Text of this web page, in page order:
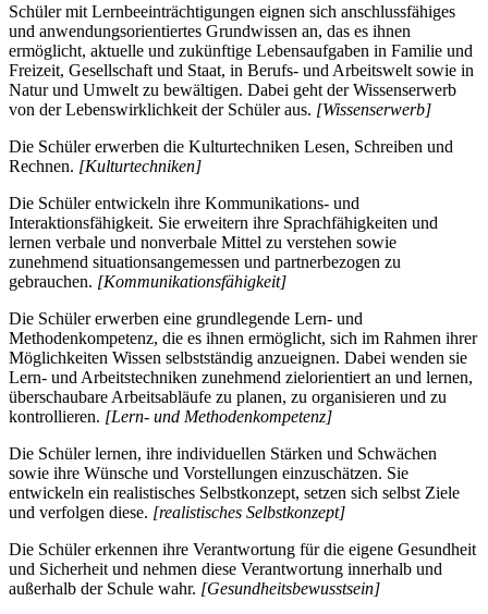
Schüler mit Lernbeeinträchtigungen eignen sich anschlussfähiges
und anwendungsorientiertes Grundwissen an, das es ihnen
ermöglicht, aktuelle und zukünftige Lebensaufgaben in Familie und
Freizeit, Gesellschaft und Staat, in Berufs- und Arbeitswelt sowie in
Natur und Umwelt zu bewältigen. Dabei geht der Wissenserwerb
von der Lebenswirklichkeit der Schüler aus. [Wissenserwerb]
Die Schüler erwerben die Kulturtechniken Lesen, Schreiben und
Rechnen. [Kulturtechniken]
Die Schüler entwickeln ihre Kommunikations- und
Interaktionsfähigkeit. Sie erweitern ihre Sprachfähigkeiten und
lernen verbale und nonverbale Mittel zu verstehen sowie
zunehmend situationsangemessen und partnerbezogen zu
gebrauchen. [Kommunikationsfähigkeit]
Die Schüler erwerben eine grundlegende Lern- und
Methodenkompetenz, die es ihnen ermöglicht, sich im Rahmen ihrer
Möglichkeiten Wissen selbstständig anzueignen. Dabei wenden sie
Lern- und Arbeitstechniken zunehmend zielorientiert an und lernen,
überschaubare Arbeitsabläufe zu planen, zu organisieren und zu
kontrollieren. [Lern- und Methodenkompetenz]
Die Schüler lernen, ihre individuellen Stärken und Schwächen
sowie ihre Wünsche und Vorstellungen einzuschätzen. Sie
entwickeln ein realistisches Selbstkonzept, setzen sich selbst Ziele
und verfolgen diese. [realistisches Selbstkonzept]
Die Schüler erkennen ihre Verantwortung für die eigene Gesundheit
und Sicherheit und nehmen diese Verantwortung innerhalb und
außerhalb der Schule wahr. [Gesundheitsbewusstsein]